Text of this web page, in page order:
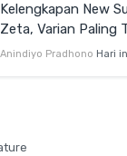
Kelengkapan New
Zeta, Varian Paling
yang Layak Dilirik
Anindiyo Pradhono Hari